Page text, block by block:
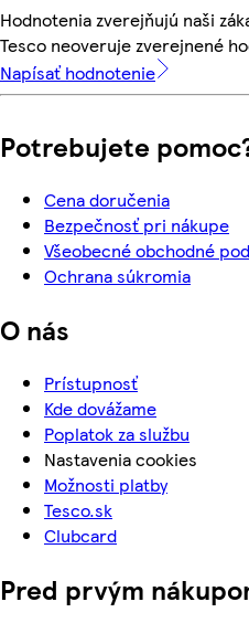
Hodnotenia zverejňujú naši
Tesco neoveruje zverejnené
Napísať hodnotenie
Potrebujete
Cena doručenia
Bezpečnosť pri nákupe
Všeobecné obchodné
Ochrana súkromia
O nás
Prístupnosť
Kde dovážame
Poplatok za službu
Nastavenia cookies
Možnosti platby
Tesco.sk
Clubcard
Pred prvým